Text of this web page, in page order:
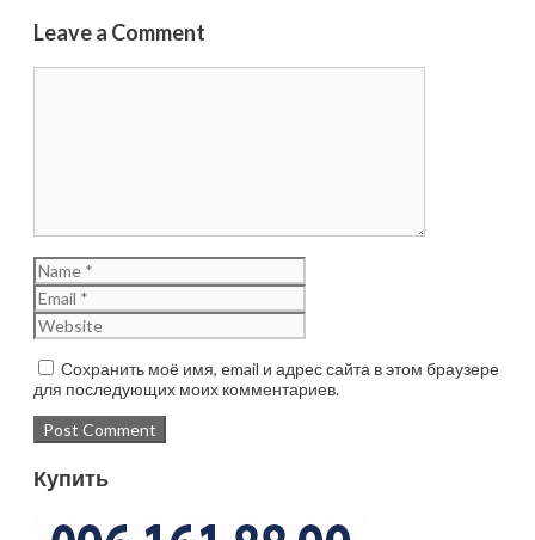
Leave a Comment
Сохранить моё имя, email и адрес сайта в этом браузере
для последующих моих комментариев.
Купить